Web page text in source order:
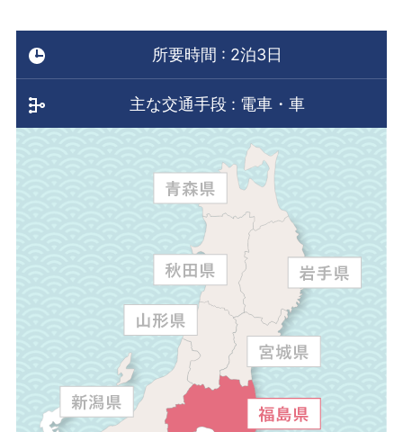
所要時間 : 2泊3日
主な交通手段 : 電車・車